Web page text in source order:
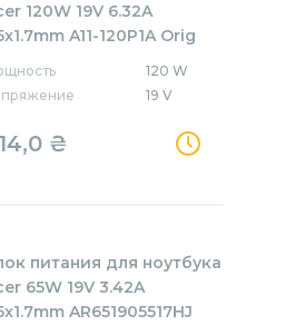
120W 19V 6.32A
A11-120P1A Orig
120 W
19 V
₴
питания для ноутбука
65W 19V 3.42A
AR651905517HJ